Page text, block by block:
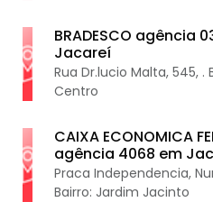
BRADESCO agência
Jacareí
Rua Dr.lucio Malta, 545, .
Centro
CAIXA ECONOMICA
agência 4068 em
Praca Independencia,
Bairro: Jardim Jacinto